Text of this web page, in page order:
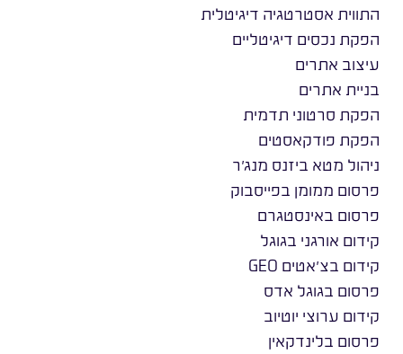
התווית אסטרטגיה דיגיטלית
הפקת נכסים דיגיטליים
עיצוב אתרים
בניית אתרים
הפקת סרטוני תדמית
הפקת פודקאסטים
ניהול מטא ביזנס מנג׳ר
פרסום ממומן בפייסבוק
פרסום באינסטגרם
קידום אורגני בגוגל
קידום בצ׳אטים GEO
פרסום בגוגל אדס
קידום ערוצי יוטיוב
פרסום בלינדקאין